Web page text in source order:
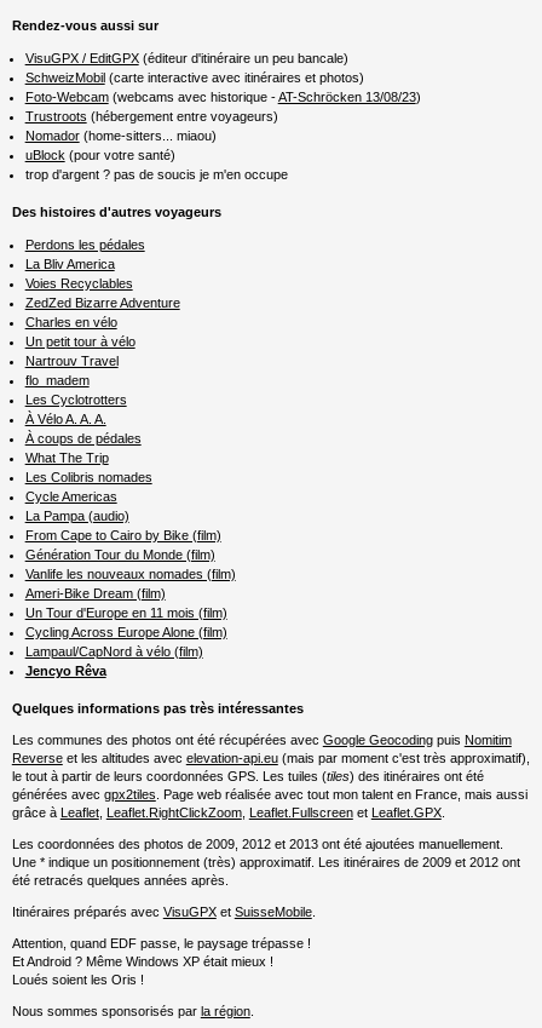
Rendez-vous aussi sur
VisuGPX / EditGPX(éditeur d'itinéraire un peu bancale)
SchweizMobil(carte interactive avec itinéraires et photos)
Foto-Webcam(webcams avec historique -AT-Schröcken 13/08/23)
Trustroots (hébergement entre voyageurs)
Nomador(home-sitters... miaou)
uBlock (pour votre santé)
trop d'argent ? pas de soucis je m'en occupe
Des histoires d'autres voyageurs
Perdons les pédales
La Bliv America
Voies Recyclables
ZedZed Bizarre Adventure
Charles en vélo
Un petit tour à vélo
Nartrouv Travel
flo_madem
Les Cyclotrotters
À Vélo A. A. A.
À coups de pédales
What The Trip
Les Colibris nomades
Cycle Americas
La Pampa (audio)
From Cape to Cairo by Bike (film)
Génération Tour du Monde (film)
Vanlife les nouveaux nomades (film)
Ameri-Bike Dream (film)
Un Tour d'Europe en 11 mois (film)
Cycling Across Europe Alone (film)
Lampaul/CapNord à vélo (film)
Jencyo Rêva
Quelques informations pas très intéressantes
Les communes des photos ont été récupérées avec Google Geocodingpuis Nomitim
Reverseet les altitudes avec elevation-api.eu(mais par moment c'est très approximatif),
le tout à partir de leurs coordonnées GPS. Les tuiles (tiles) des itinéraires ont été
générées avec gpx2tiles . Page web réalisée avec tout mon talent en France, mais aussi
grâce à Leaflet, Leaflet.RightClickZoom, Leaflet.Fullscreenet Leaflet.GPX.
Les coordonnées des photos de 2009, 2012 et 2013 ont été ajoutées manuellement.
Une * indique un positionnement (très) approximatif. Les itinéraires de 2009 et 2012 ont
été retracés quelques années après.
Itinéraires préparés avec VisuGPXet SuisseMobile.
Attention, quand EDF passe, le paysage trépasse !
Et Android ? Même Windows XP était mieux !
Loués soient les Oris !
Nous sommes sponsorisés par la région.